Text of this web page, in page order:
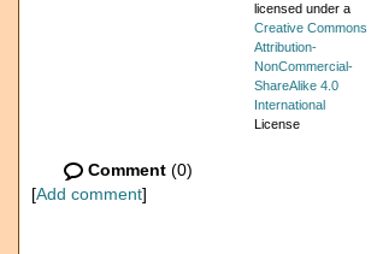
licensed under a
Creative Commons
Attribution-
NonCommercial-
ShareAlike 4.0
International
License
Comment (0)
[Add comment]